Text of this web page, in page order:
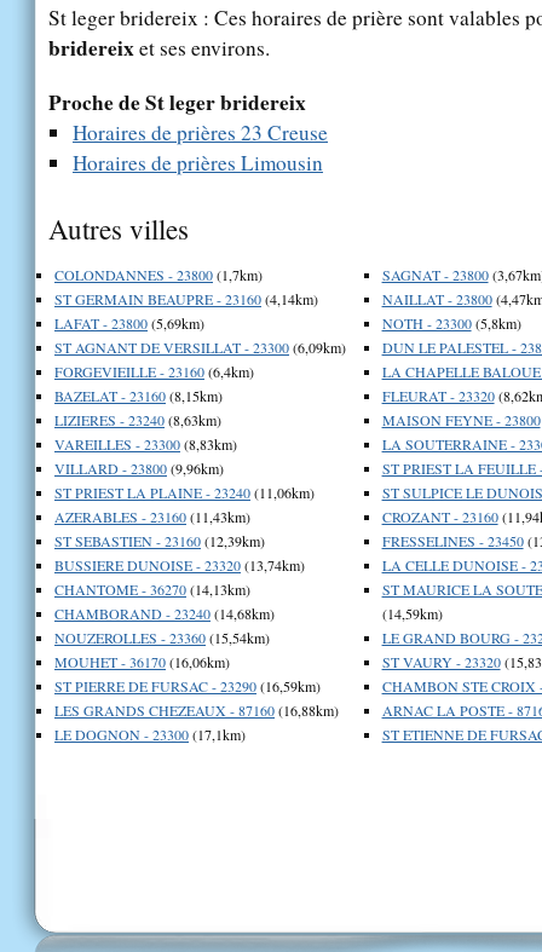
St leger bridereix : Ces horaires de prière sont valables
bridereixet ses environs.
Proche de St leger bridereix
Horaires de prières 23 Creuse
Horaires de prières Limousin
Autres villes
COLONDANNES - 23800(1,7km)
ST GERMAIN BEAUPRE - 23160(4,14km)
LAFAT - 23800(5,69km)
ST AGNANT DE VERSILLAT - 23300(6,09km)
FORGEVIEILLE - 23160(6,4km)
BAZELAT - 23160(8,15km)
LIZIERES - 23240(8,63km)
VAREILLES - 23300(8,83km)
VILLARD - 23800(9,96km)
ST PRIEST LA PLAINE - 23240(11,06km)
AZERABLES - 23160(11,43km)
ST SEBASTIEN - 23160(12,39km)
BUSSIERE DUNOISE - 23320(13,74km)
CHANTOME - 36270(14,13km)
CHAMBORAND - 23240(14,68km)
NOUZEROLLES - 23360(15,54km)
MOUHET - 36170(16,06km)
ST PIERRE DE FURSAC - 23290(16,59km)
LES GRANDS CHEZEAUX - 87160(16,88km)
LE DOGNON - 23300(17,1km)
SAGNAT - 23800
NAILLAT - 23800
NOTH - 23300(5,8km)
DUN LE PALESTEL -
LA CHAPELLE BALOUE
FLEURAT - 23320
MAISON FEYNE - 23800
LA SOUTERRAINE -
ST PRIEST LA FEUILLE
ST SULPICE LE
CROZANT - 23160
FRESSELINES - 23450
LA CELLE DUNOISE -
ST MAURICE LA
(14,59km)
LE GRAND BOURG -
ST VAURY - 23320
CHAMBON STE CROIX
ARNAC LA POSTE -
ST ETIENNE DE